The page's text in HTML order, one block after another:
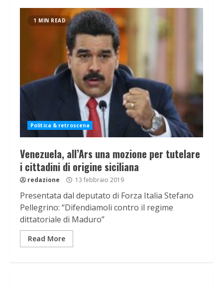
1 MIN READ
Politica & retroscena
Venezuela, all’Ars una mozione per tutelare
i cittadini di origine siciliana
redazione 13 febbraio 2019
Presentata dal deputato di Forza Italia Stefano
Pellegrino: “Difendiamoli contro il regime
dittatoriale di Maduro”
Read More